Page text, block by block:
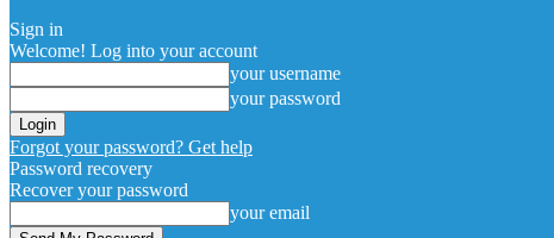
Sign in
Welcome! Log into your account
your username
your password
Forgot your password? Get help
Password recovery
Recover your password
your email